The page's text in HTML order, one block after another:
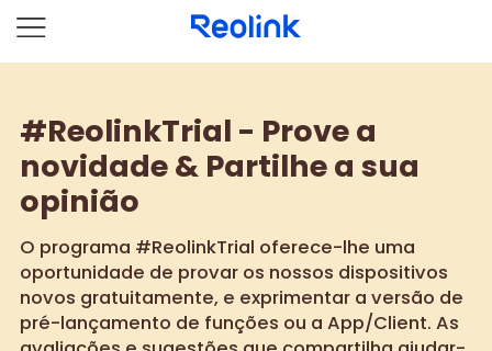
#ReolinkTrial - Prove a
novidade & Partilhe a sua
opinião
O programa #ReolinkTrial oferece-lhe uma
oportunidade de provar os nossos dispositivos
novos gratuitamente, e exprimentar a versão de
pré-lançamento de funções ou a App/Client. As